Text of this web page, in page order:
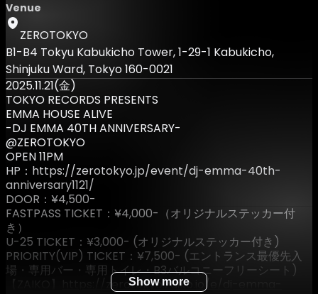
Venue
ZEROTOKYO
B1-B4 Tokyu Kabukicho Tower, 1-29-1 Kabukicho,
Shinjuku Ward, Tokyo 160-0021
2025.11.21(金)
TOKYO RECORDS PRESENTS
EMMA HOUSE ALIVE
-DJ EMMA 40TH ANNIVERSARY-
@ZEROTOKYO
OPEN 11PM
HP：https://zerotokyo.jp/event/dj-emma-40th-
anniversary1121/
DOOR：¥4,500-
FASTPASS TICKET：¥4,000-（オリジナルステッカー付
き）
U-25 TICKET：¥3,000- (オリジナルステッカー付き)
PRIORITY(VIP) TICKET：¥7,500- (エントランス最優先入
場・専用バー・専用トイレ・B3バルコニーフリーシート)
https://zerotokyo.zaiko.io/e/dj-emma-
Show more